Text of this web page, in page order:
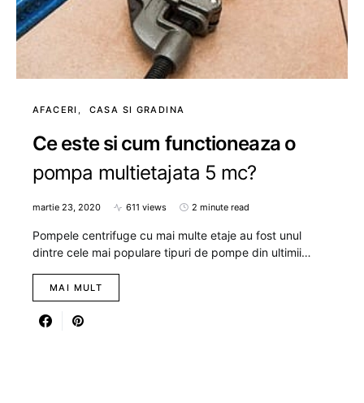
AFACERI CASA SI GRADINA
Ce este si cum functioneaza o
pompa multietajata 5 mc?
martie 23, 2020 611 views 2 minute read
Pompele centrifuge cu mai multe etaje au fost unul
dintre cele mai populare tipuri de pompe din ultimii…
MAI MULT